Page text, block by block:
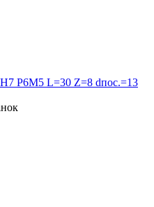
Н7 Р6М5 L=30 Z=8 dпос.=13